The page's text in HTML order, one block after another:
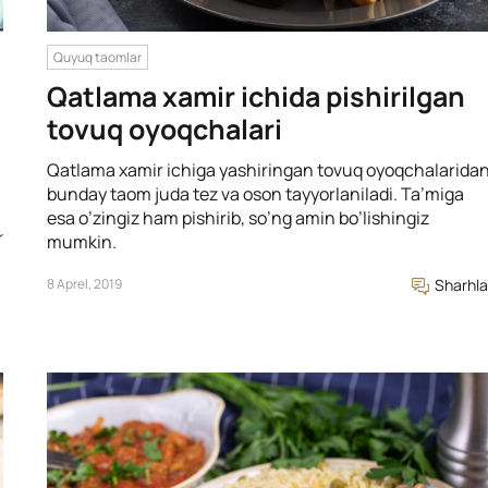
Quyuq taomlar
Qatlama xamir ichida pishirilgan
tovuq oyoqchalari
Qatlama xamir ichiga yashiringan tovuq
bunday taom juda tez va oson tayyorlaniladi. Ta’miga
esa o’zingiz ham pishirib, so’ng amin bo’lishingiz
mumkin.
8 Aprel, 2019